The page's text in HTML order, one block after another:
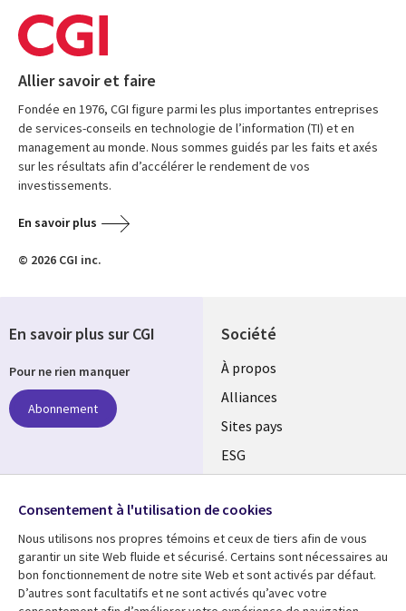
Allier savoir et faire
Fondée en 1976, CGI figure parmi les plus importantes entreprises
de services-conseils en technologie de l’information (TI) et en
management au monde. Nous sommes guidés par les faits et axés
sur les résultats afin d’accélérer le rendement de vos
investissements.
En savoir plus
© 2026 CGI inc.
Société
À propos
Alliances
Sites pays
ESG
Fusions
Salle de presse
En savoir plus sur CGI
Pour ne rien manquer
Abonnement
Suivez-nous
Social
Media
Global
FR
Consentement à l'utilisation de cookies
Nous utilisons nos propres témoins et ceux de tiers afin de vous
garantir un site Web fluide et sécurisé. Certains sont nécessaires au
bon fonctionnement de notre site Web et sont activés par défaut.
D’autres sont facultatifs et ne sont activés qu’avec votre